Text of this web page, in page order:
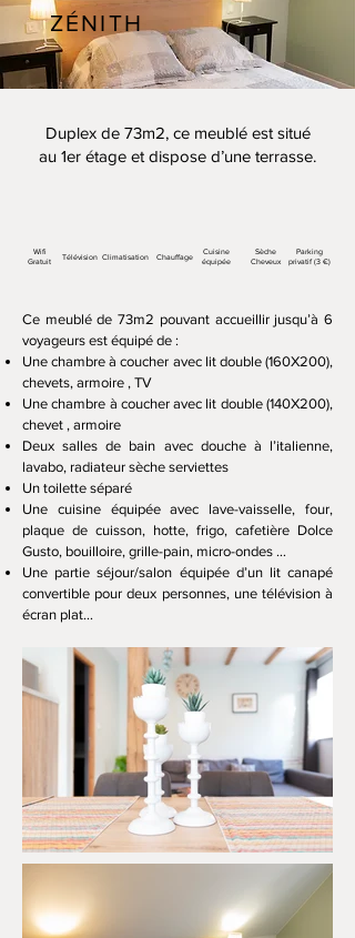
ZÉNITH
Duplex de 73m2, ce meublé est situé
au 1er étage et dispose d’une terrasse.
Sèche
Cheveux
Cuisine
équipée
Parking
privatif (3 €)
Télévision Climatisation Chauffage
Wifi
Gratuit
Ce meublé de 73m2 pouvant accueillir jusqu’à 6
voyageurs est équipé de :
Une chambre à coucher avec lit double (160X200),
chevets, armoire , TV
Une chambre à coucher avec lit double (140X200),
chevet , armoire
Deux salles de bain avec douche à l’italienne,
lavabo, radiateur sèche serviettes
Un toilette séparé
Une cuisine équipée avec lave-vaisselle, four,
plaque de cuisson, hotte, frigo, cafetière Dolce
Gusto, bouilloire, grille-pain, micro-ondes …
Une partie séjour/salon équipée d’un lit canapé
convertible pour deux personnes, une télévision à
écran plat…